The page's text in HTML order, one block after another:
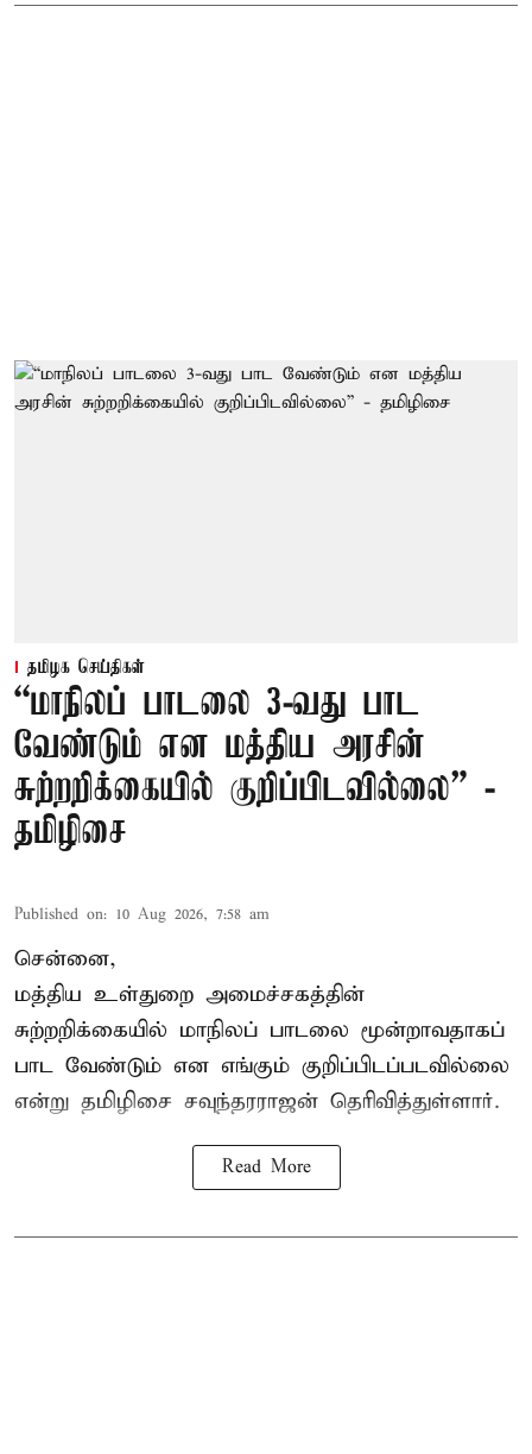
தமிழக செய்திகள்
“மாநிலப் பாடலை 3-வது பாட
வேண்டும் என மத்திய அரசின்
சுற்றறிக்கையில் குறிப்பிடவில்லை” -
தமிழிசை
Published on: 10 Aug 2026, 7:58 am
சென்னை,
மத்திய உள்துறை அமைச்சகத்தின்
சுற்றறிக்கையில் மாநிலப் பாடலை மூன்றாவதாகப்
பாட வேண்டும் என எங்கும் குறிப்பிடப்படவில்லை
என்று தமிழிசை சவுந்தரராஜன் தெரிவித்துள்ளார்.
Read More